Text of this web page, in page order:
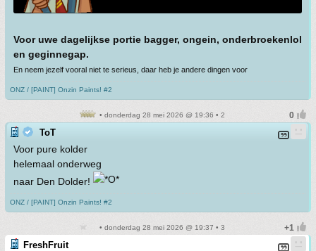
Voor uwe dagelijkse portie bagger, ongein, onderbroekenlol
en geginnegap.
En neem jezelf vooral niet te serieus, daar heb je andere dingen voor
ONZ / [PAINT] Onzin Paints! #2
• donderdag 28 mei 2026 @ 19:36 • 2
ToT
Voor pure kolder
helemaal onderweg
naar Den Dolder!
ONZ / [PAINT] Onzin Paints! #2
• donderdag 28 mei 2026 @ 19:37 • 3
FreshFruit